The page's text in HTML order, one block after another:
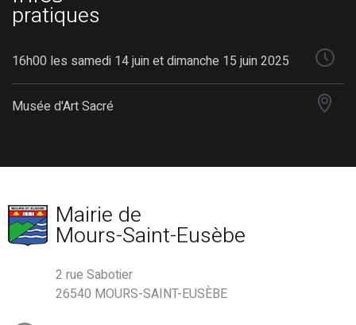
pratiques
16h00 les samedi 14 juin et dimanche 15 juin 2025
Musée d'Art Sacré
Mairie de
Mours-Saint-Eusèbe
2 rue Sabotier
26540 MOURS-SAINT-EUSÈBE